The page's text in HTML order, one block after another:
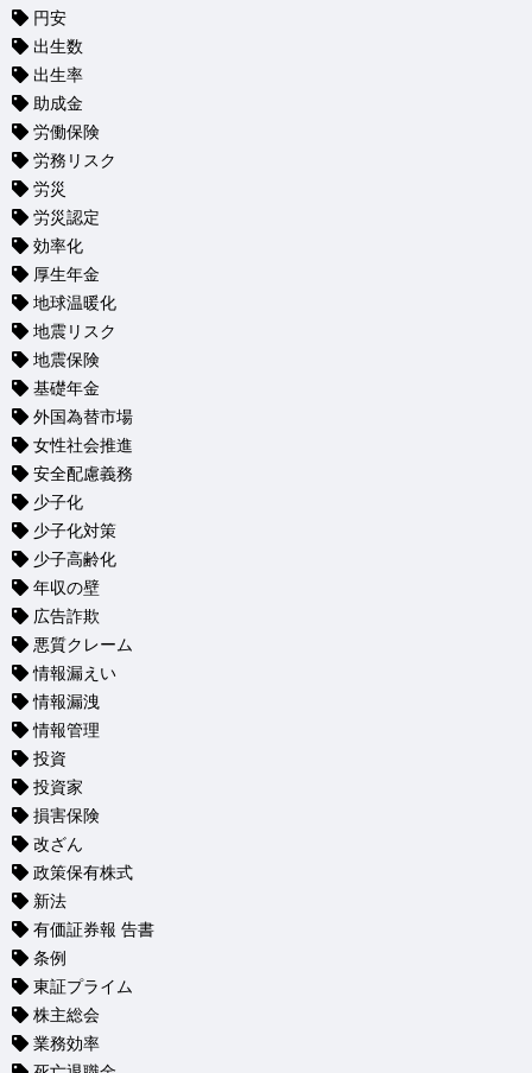
円安
出生数
出生率
助成金
労働保険
労務リスク
労災
労災認定
効率化
厚生年金
地球温暖化
地震リスク
地震保険
基礎年金
外国為替市場
女性社会推進
安全配慮義務
少子化
少子化対策
少子高齢化
年収の壁
広告詐欺
悪質クレーム
情報漏えい
情報漏洩
情報管理
投資
投資家
損害保険
改ざん
政策保有株式
新法
有価証券報 告書
条例
東証プライム
株主総会
業務効率